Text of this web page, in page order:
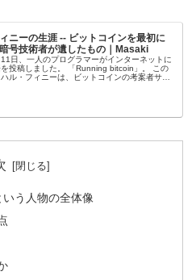
ニーの生涯 -- ビットコインを最初に
号技術者が遺したもの｜Masaki
日、一人のプログラマーがインターネットに
投稿しました。 「Running bitcoin」。 この
ル・フィニーは、ビットコインの考案者サト
う人物の全体像